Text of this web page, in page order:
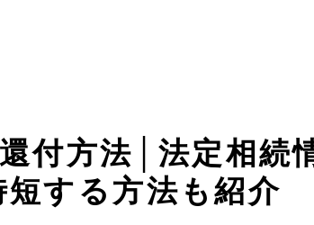
付方法│法定相続
短する方法も紹介